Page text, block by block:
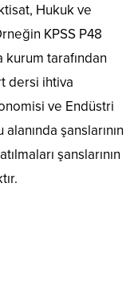
Hukuk ve
KPSS P48
kurum tarafından
dersi ihtiva
ve Endüstri
şanslarının
şanslarının